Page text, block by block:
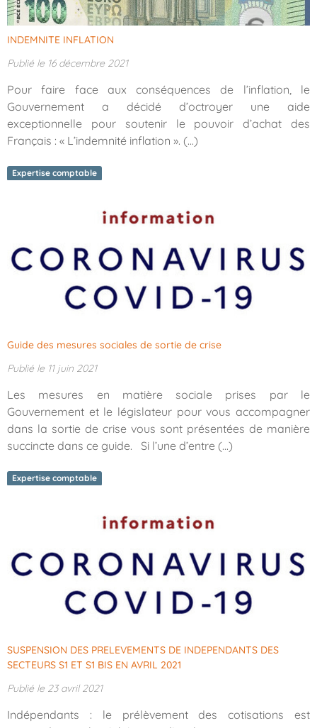
INDEMNITE INFLATION
Publié le 16 décembre 2021
Pour faire face aux conséquences de l’inflation, le
Gouvernement a décidé d’octroyer une aide
exceptionnelle pour soutenir le pouvoir d’achat des
Français : « L’indemnité inflation ». (...)
Expertise comptable
Guide des mesures sociales de sortie de crise
Publié le 11 juin 2021
Les mesures en matière sociale prises par le
Gouvernement et le législateur pour vous accompagner
dans la sortie de crise vous sont présentées de manière
succincte dans ce guide. Si l’une d’entre (...)
Expertise comptable
SUSPENSION DES PRELEVEMENTS DE INDEPENDANTS DES
SECTEURS S1 ET S1 BIS EN AVRIL 2021
Publié le 23 avril 2021
Indépendants : le prélèvement des cotisations est